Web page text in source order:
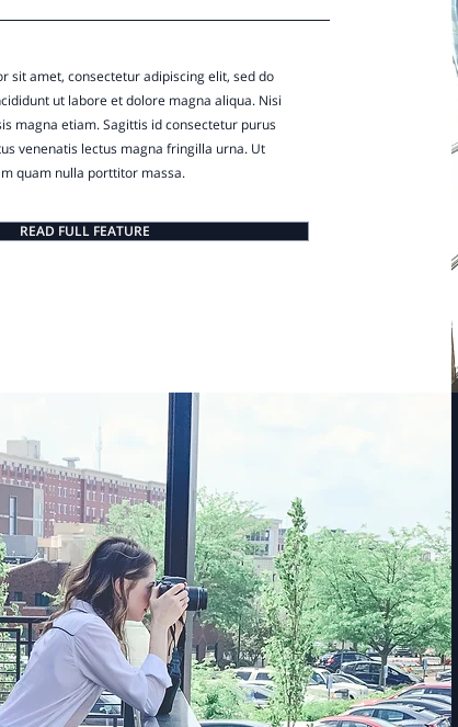
sit amet, consectetur adipiscing elit, sed do
ut labore et dolore magna aliqua. Nisi
magna etiam. Sagittis id consectetur purus
venenatis lectus magna fringilla urna. Ut
quam nulla porttitor massa.
READ FULL FEATURE